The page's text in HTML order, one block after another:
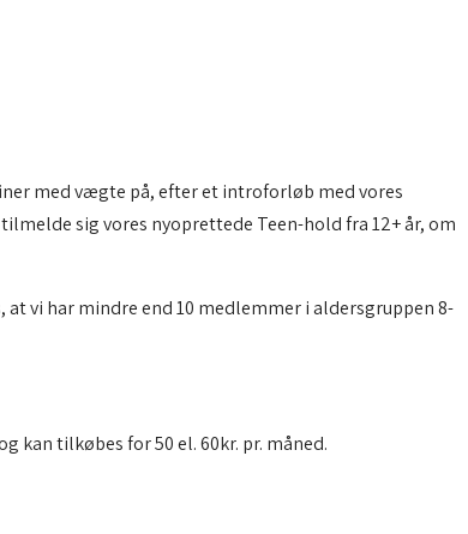
med vægte på, efter et introforløb med vores
sig vores nyoprettede Teen-hold fra 12+ år, om
vi har mindre end 10 medlemmer i aldersgruppen 8-
tilkøbes for 50 el. 60kr. pr. måned.